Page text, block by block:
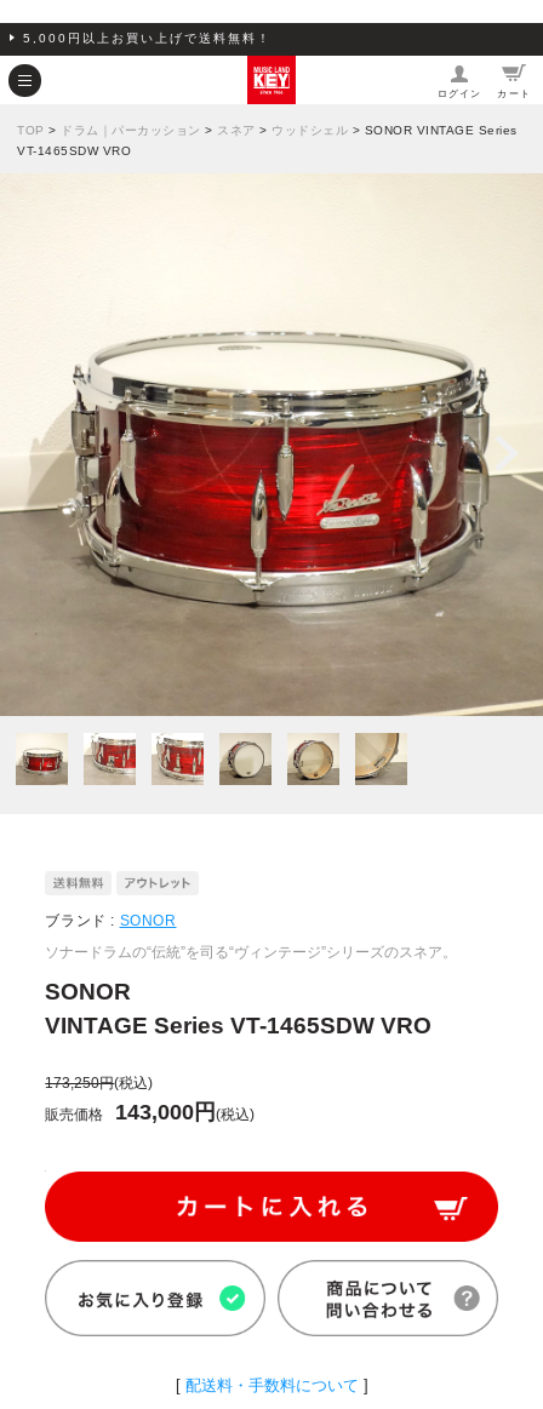
5,000円以上お買い上げで送料無料！
ログイン カート
TOP > ドラム｜パーカッション > スネア > ウッドシェル > SONOR VINTAGE Series
VT-1465SDW VRO
ブランド : SONOR
ソナードラムの“伝統”を司る“ヴィンテージ”シリーズのスネア。
SONOR
VINTAGE Series VT-1465SDW VRO
173,250円(税込)
販売価格
143,000円(税込)
[ 配送料・手数料について ]